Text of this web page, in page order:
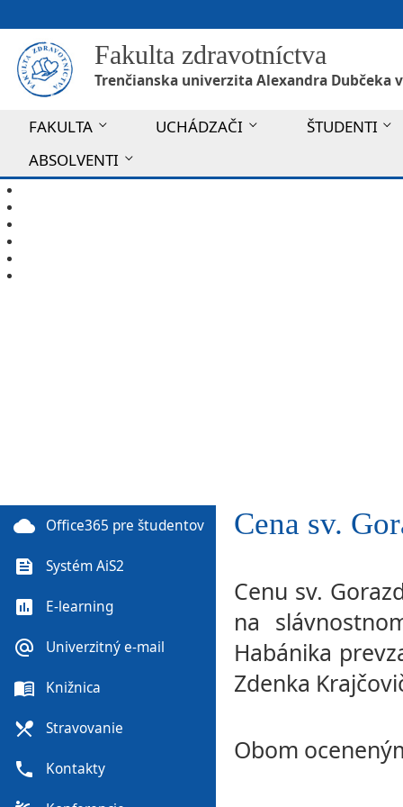
Fakulta zdravotníctva
Trenčianska univerzita Alexandra Dubčeka
FAKULTA UCHÁDZAČI
ŠTUDENTI
ABSOLVENTI
Cena sv.
Cenu sv.
na
Habánika
Zdenka
Obom
cloud Office365 pre študentov
feed Systém AiS2
poll E-learning
alternate_email Univerzitný e-mail
menu_book Knižnica
local_dining Stravovanie
phone Kontakty